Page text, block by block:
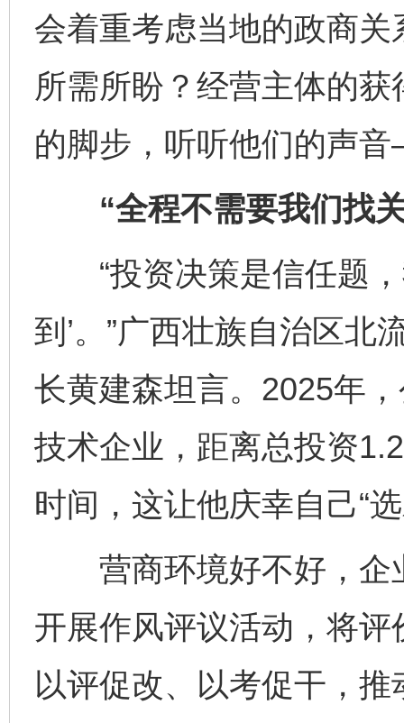
会着重考虑当地的政商
所需所盼？经营主体的
的脚步，听听他们的声
“全程不需要我们找关
“投资决策是信任题，
到’。”广西壮族自治区北
长黄建森坦言。2025年
技术企业，距离总投资
时间，这让他庆幸自己“
营商环境好不好，企
开展作风评议活动，将
以评促改、以考促干，